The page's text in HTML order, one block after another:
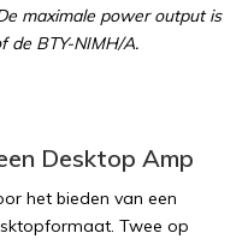
maximale power output is
BTY-NIMH/A.
Desktop Amp
het bieden van een
Twee op